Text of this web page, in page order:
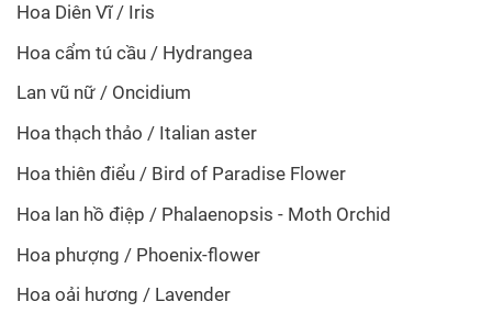
Hoa Diên Vĩ / Iris
Hoa cẩm tú cầu / Hydrangea
Lan vũ nữ / Oncidium
Hoa thạch thảo / Italian aster
Hoa thiên điểu / Bird of Paradise Flower
Hoa lan hồ điệp / Phalaenopsis - Moth Orchid
Hoa phượng / Phoenix-flower
Hoa oải hương / Lavender